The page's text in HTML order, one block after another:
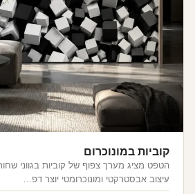
קוביות במונוכרום
הטפט מציג מערך צפוף של קוביות בגווני שחור
עיצוב אבסטרקטי ומונוכרומטי יוצר דפ…